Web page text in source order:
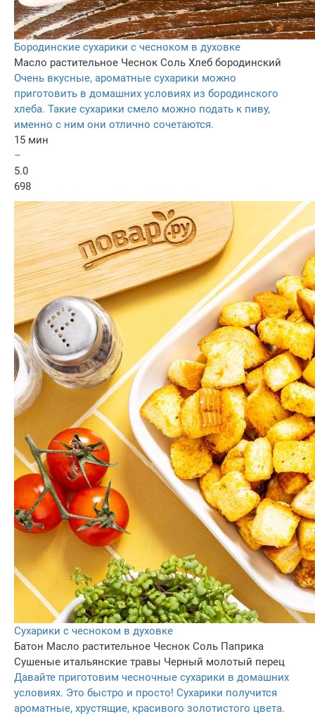
Бородинские сухарики с чесноком в духовке
Масло растительное Чеснок Соль Хлеб бородинский
Очень вкусные, ароматные сухарики можно
приготовить в домашних условиях из бородинского
хлеба. Такие сухарики смело можно подать к пиву,
именно с ним они отлично сочетаются.
15 мин
–
5.0
698
Сухарики с чесноком в духовке
Батон Масло растительное Чеснок Соль Паприка
Сушеные итальянские травы Черный молотый перец
Давайте приготовим чесночные сухарики в домашних
условиях. Это быстро и просто! Сухарики получится
ароматные, хрустящие, красивого золотистого цвета.